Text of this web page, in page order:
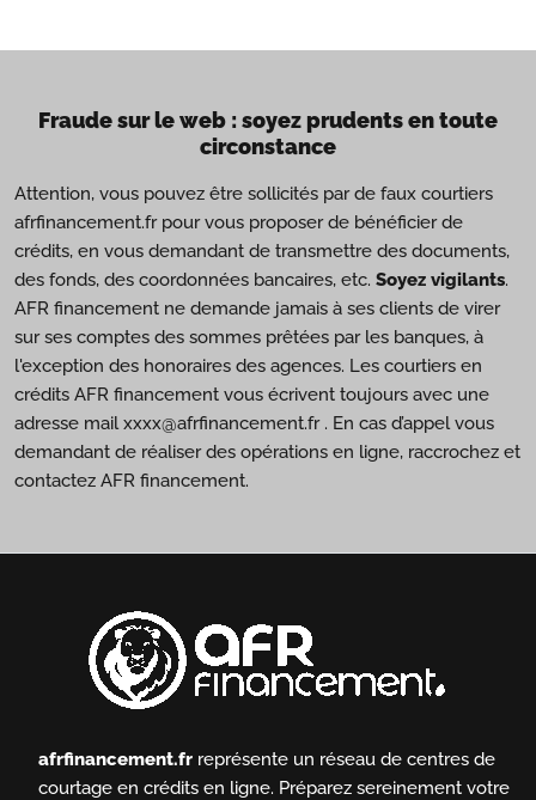
Fraude sur le web : soyez prudents en toute
circonstance
Attention, vous pouvez être sollicités par de faux courtiers
afrfinancement.fr pour vous proposer de bénéficier de
crédits, en vous demandant de transmettre des documents,
des fonds, des coordonnées bancaires, etc. Soyez vigilants.
AFR financement ne demande jamais à ses clients de virer
sur ses comptes des sommes prêtées par les banques, à
l'exception des honoraires des agences. Les courtiers en
crédits AFR financement vous écrivent toujours avec une
adresse mail xxxx@afrfinancement.fr . En cas d’appel vous
demandant de réaliser des opérations en ligne, raccrochez et
contactez AFR financement.
afrfinancement.fr représente un réseau de centres de
courtage en crédits en ligne. Préparez sereinement votre